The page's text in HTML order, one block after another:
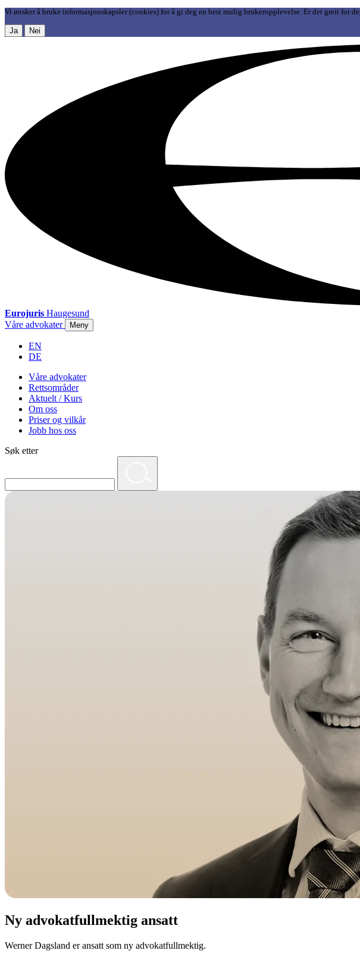
Vi ønsker å bruke informasjonskapsler (cookies) for å gi deg en best mulig brukeropplevelse. Er det greit for
Ja Nei
Eurojuris Haugesund
Våre advokater
Meny
EN
DE
Våre advokater
Rettsområder
Aktuelt / Kurs
Om oss
Priser og vilkår
Jobb hos oss
Søk etter
Ny advokatfullmektig ansatt
Werner Dagsland er ansatt som ny advokatfullmektig.